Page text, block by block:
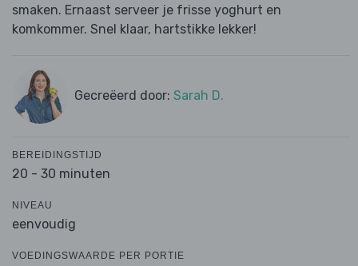
smaken. Ernaast serveer je frisse yoghurt en
komkommer. Snel klaar, hartstikke lekker!
Gecreëerd door: Sarah D.
BEREIDINGSTIJD
20 - 30 minuten
NIVEAU
eenvoudig
VOEDINGSWAARDE PER PORTIE